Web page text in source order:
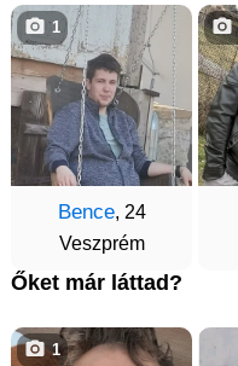
Bence, 24
Veszprém
1
Őket már láttad?
1